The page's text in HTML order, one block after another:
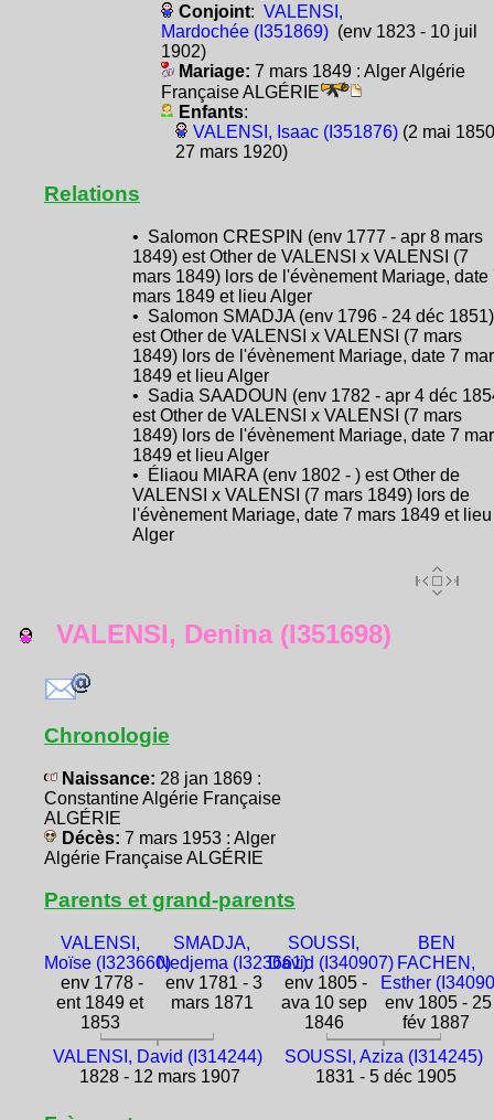
Conjoint: VALENSI,
Mardochée (I351869)(env 1823 - 10 juil
1902)
Mariage: 7 mars 1849 : Alger Algérie
Française ALGÉRIE
Enfants:
VALENSI, Isaac (I351876)(2 mai
27 mars 1920)
Relations
• Salomon CRESPIN (env 1777 - apr 8 mars
1849) est Other de VALENSI x VALENSI (7
mars 1849) lors de l'évènement Mariage, date
mars 1849 et lieu Alger
• Salomon SMADJA (env 1796 - 24 déc 1851)
est Other de VALENSI x VALENSI (7 mars
1849) lors de l'évènement Mariage, date 7
1849 et lieu Alger
• Sadia SAADOUN (env 1782 - apr 4 déc
est Other de VALENSI x VALENSI (7 mars
1849) lors de l'évènement Mariage, date 7
1849 et lieu Alger
• Éliaou MIARA (env 1802 - ) est Other de
VALENSI x VALENSI (7 mars 1849) lors de
l'évènement Mariage, date 7 mars 1849 et lieu
Alger
VALENSI, Denina (I351698)
Chronologie
Naissance: 28 jan 1869 :
Constantine Algérie Française
ALGÉRIE
Décès: 7 mars 1953 : Alger
Algérie Française ALGÉRIE
Parents et grand-parents
VALENSI,
Moïse (I323660)
env 1778 -
ent 1849 et
1853
SMADJA,
Nedjema (I323661)
env 1781 - 3
mars 1871
SOUSSI,
David (I340907)
env 1805 -
ava 10 sep
1846
BEN
FACHEN,
Esther
env 1805 - 25
fév 1887
VALENSI, David (I314244)
1828 - 12 mars 1907
SOUSSI, Aziza (I314245)
1831 - 5 déc 1905